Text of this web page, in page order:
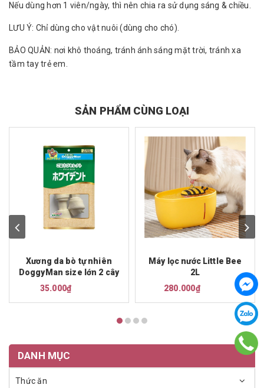
Nếu dùng hơn 1 viên/ngày, thì nên chia ra sử dụng sáng & chiều.
LƯU Ý: Chỉ dùng cho vật nuôi (dùng cho chó).
BẢO QUẢN: nơi khô thoáng, tránh ánh sáng mặt trời, tránh xa
tầm tay trẻ em.
SẢN PHẨM CÙNG LOẠI
Xương da bò tự nhiên
DoggyMan size lớn 2 cây
35.000₫
Máy lọc nước Little Bee
2L
280.000₫
DANH MỤC
Thức ăn